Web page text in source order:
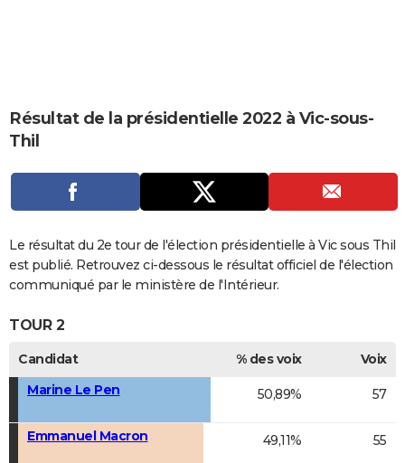
CARTE DE VOEUX
Dictionnaire
Biographies
Expressions
Proverbes
PROGRAMME TV
COPAINS D'AVANT
S'inscrire
Se connecter
Lycées
Collèges
Primaires
Universités
Entreprises
Service militaire
Avis de recherche
AVIS DE DÉCÈS
Résultat de la présidentielle 2022 à Vic-sous-
Thil
Le résultat du 2e tour de l'élection présidentielle à Vic sous Thil
est publié. Retrouvez ci-dessous le résultat officiel de l'élection
communiqué par le ministère de l'Intérieur.
TOUR 2
Candidat % des voix
Voix
Marine Le Pen
50,89% 57
Emmanuel Macron 49,11% 55